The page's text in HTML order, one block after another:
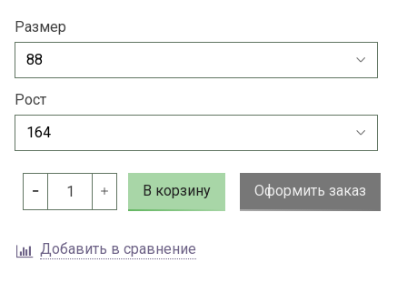
Размер
Рост
В корзину Оформить заказ
Добавить в сравнение